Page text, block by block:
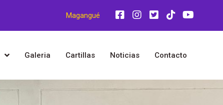
Magangué
Galeria Cartillas Noticias Contacto